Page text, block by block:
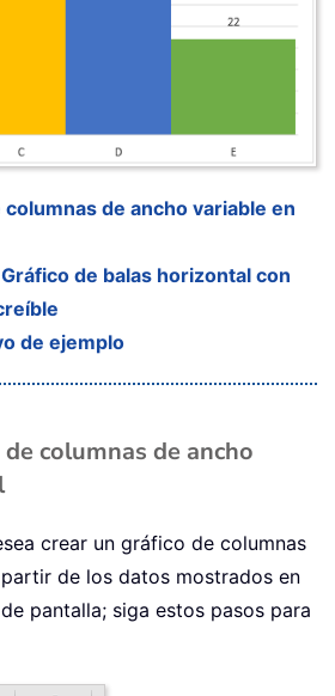
de ancho variable en
de balas horizontal con
de ejemplo
columnas de ancho
crear un gráfico de columnas
de los datos mostrados en
pantalla; siga estos pasos para